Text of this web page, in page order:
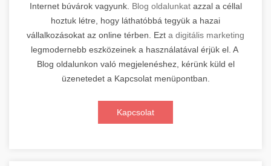
Internet búvárok vagyunk. Blog oldalunkatazzal a céllal
hoztuk létre, hogy láthatóbbá tegyük a hazai
vállalkozásokat az online térben. Ezt a digitális marketing
legmodernebb eszközeinek a használatával érjük el. A
Blog oldalunkon való megjelenéshez, kérünk küld el
üzenetedet a Kapcsolat menüpontban.
Kapcsolat